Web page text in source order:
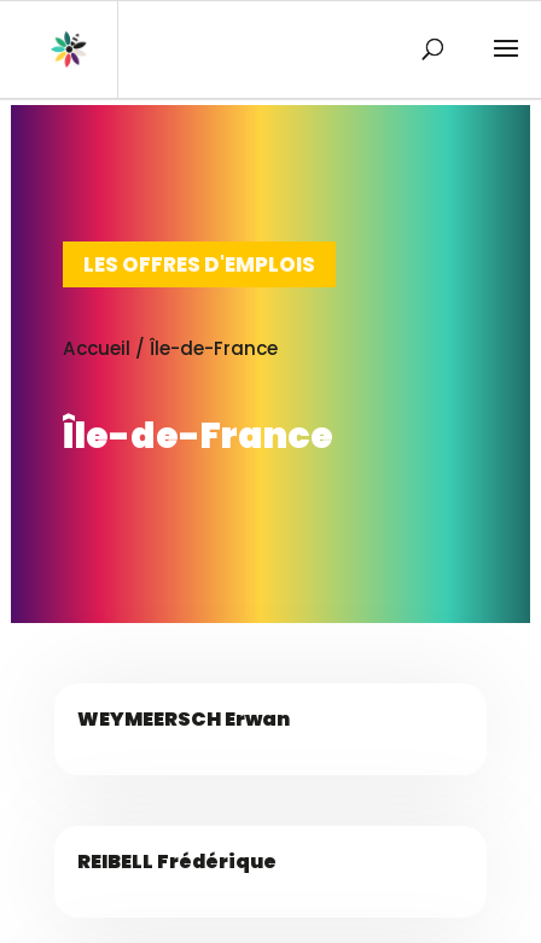
LES OFFRES D'EMPLOIS
Accueil / Île-de-France
Île-de-France
WEYMEERSCH Erwan
REIBELL Frédérique